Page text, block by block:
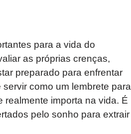
para a vida do
as próprias crenças,
preparado para enfrentar
como um lembrete para
importa na vida. É
pelo sonho para extrair